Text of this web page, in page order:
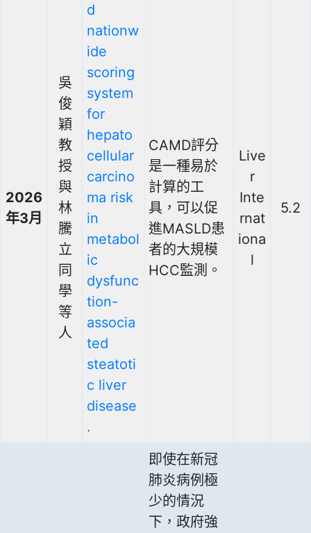
2026
年3月
吳
俊
穎
教
授
與
林
騰
立
同
學
等
人
d
nationw
ide
scoring
system
for
hepato
cellular
carcino
ma risk
in
metabol
ic
dysfunc
tion-
associa
ted
steatoti
c liver
disease
.
CAMD評分
是一種易於
計算的工
具，可以促
進MASLD患
者的大規模
HCC監測。
Live
r
Inte
rnat
iona
l
5.2
即使在新冠
肺炎病例極
少的情況
下，政府強